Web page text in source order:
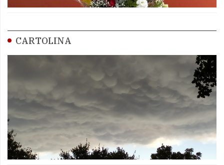
CARTOLINA